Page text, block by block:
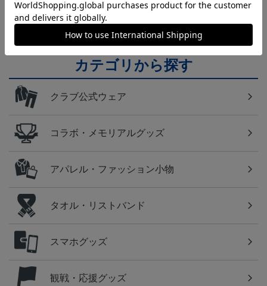
テム！
カテゴリから探す
クラブ公式ウェア
コラボ・メモリアルグッズ
アパレル・ファッション小物
タオル・リストバンド
スマホグッズ
観戦・応援グッズ